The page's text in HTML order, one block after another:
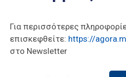
ΕΒΕΠ-
Για περισσότερες
επισκεφθείτε: https://
στο Newsletter